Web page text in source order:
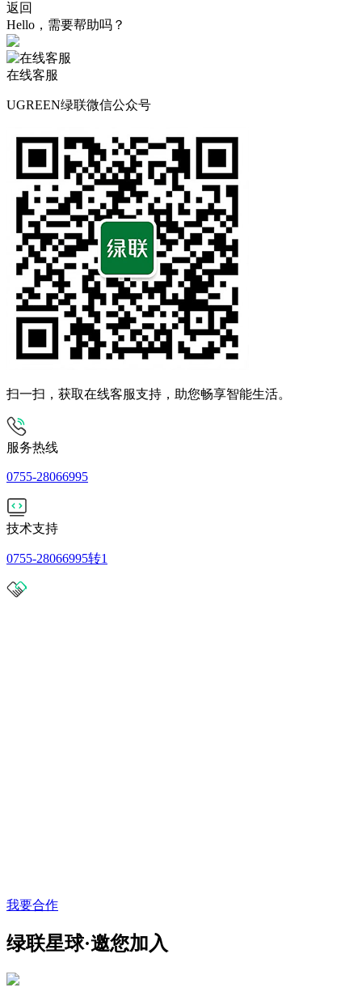
返回
Hello，需要帮助吗？
在线客服
UGREEN绿联微信公众号
扫一扫，获取在线客服支持，助您畅享智能生活。
服务热线
0755-28066995
技术支持
0755-28066995转1
我要合作
绿联星球·邀您加入